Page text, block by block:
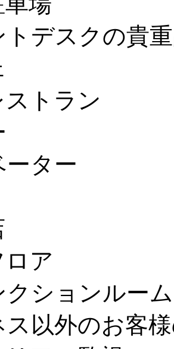
トデスクの貴
ストラン
ター
ア
クションルーム
ス以外のお客